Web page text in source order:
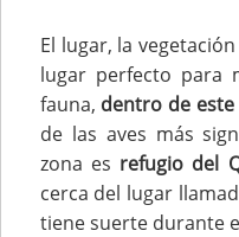
El lugar, la
lugar perfecto para
fauna, dentro de
de las aves más
zona es refugio del
cerca del lugar
tiene suerte durante